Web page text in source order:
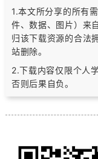
1.本文所分享的所有
件、数据、图片） 来
归该下载资源的合法
站删除。
2.下载内容仅限个人
否则后果自负。